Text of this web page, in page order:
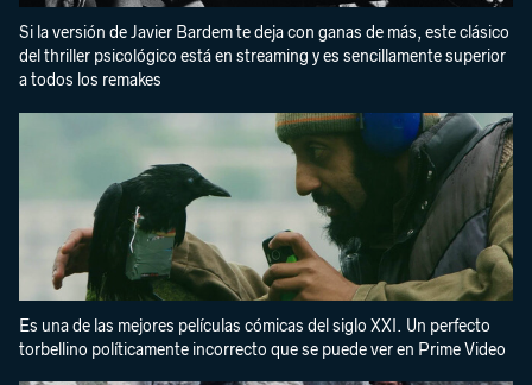
Si la versión de Javier Bardem te deja con ganas de más, este clásico
del thriller psicológico está en streaming y es sencillamente superior
a todos los remakes
Es una de las mejores películas cómicas del siglo XXI. Un perfecto
torbellino políticamente incorrecto que se puede ver en Prime Video